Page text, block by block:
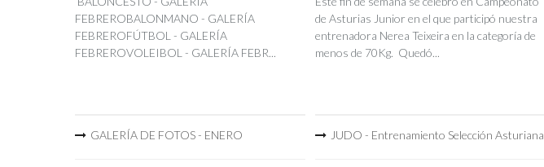
FEBREROBALONMANO - GALERÍA
FEBREROFÚTBOL - GALERÍA
FEBREROVOLEIBOL - GALERÍA FEBR...
GALERÍA DE FOTOS - ENERO
de Asturias Junior en el que participó nuestra
entrenadora Nerea Teixeira en la categoría de
menos de 70Kg. Quedó...
JUDO - Entrenamiento Selección Asturiana